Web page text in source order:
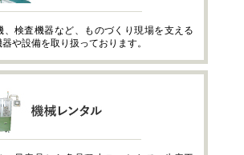
、検査機器など、ものづくり現場を支える
や設備を取り扱っております。